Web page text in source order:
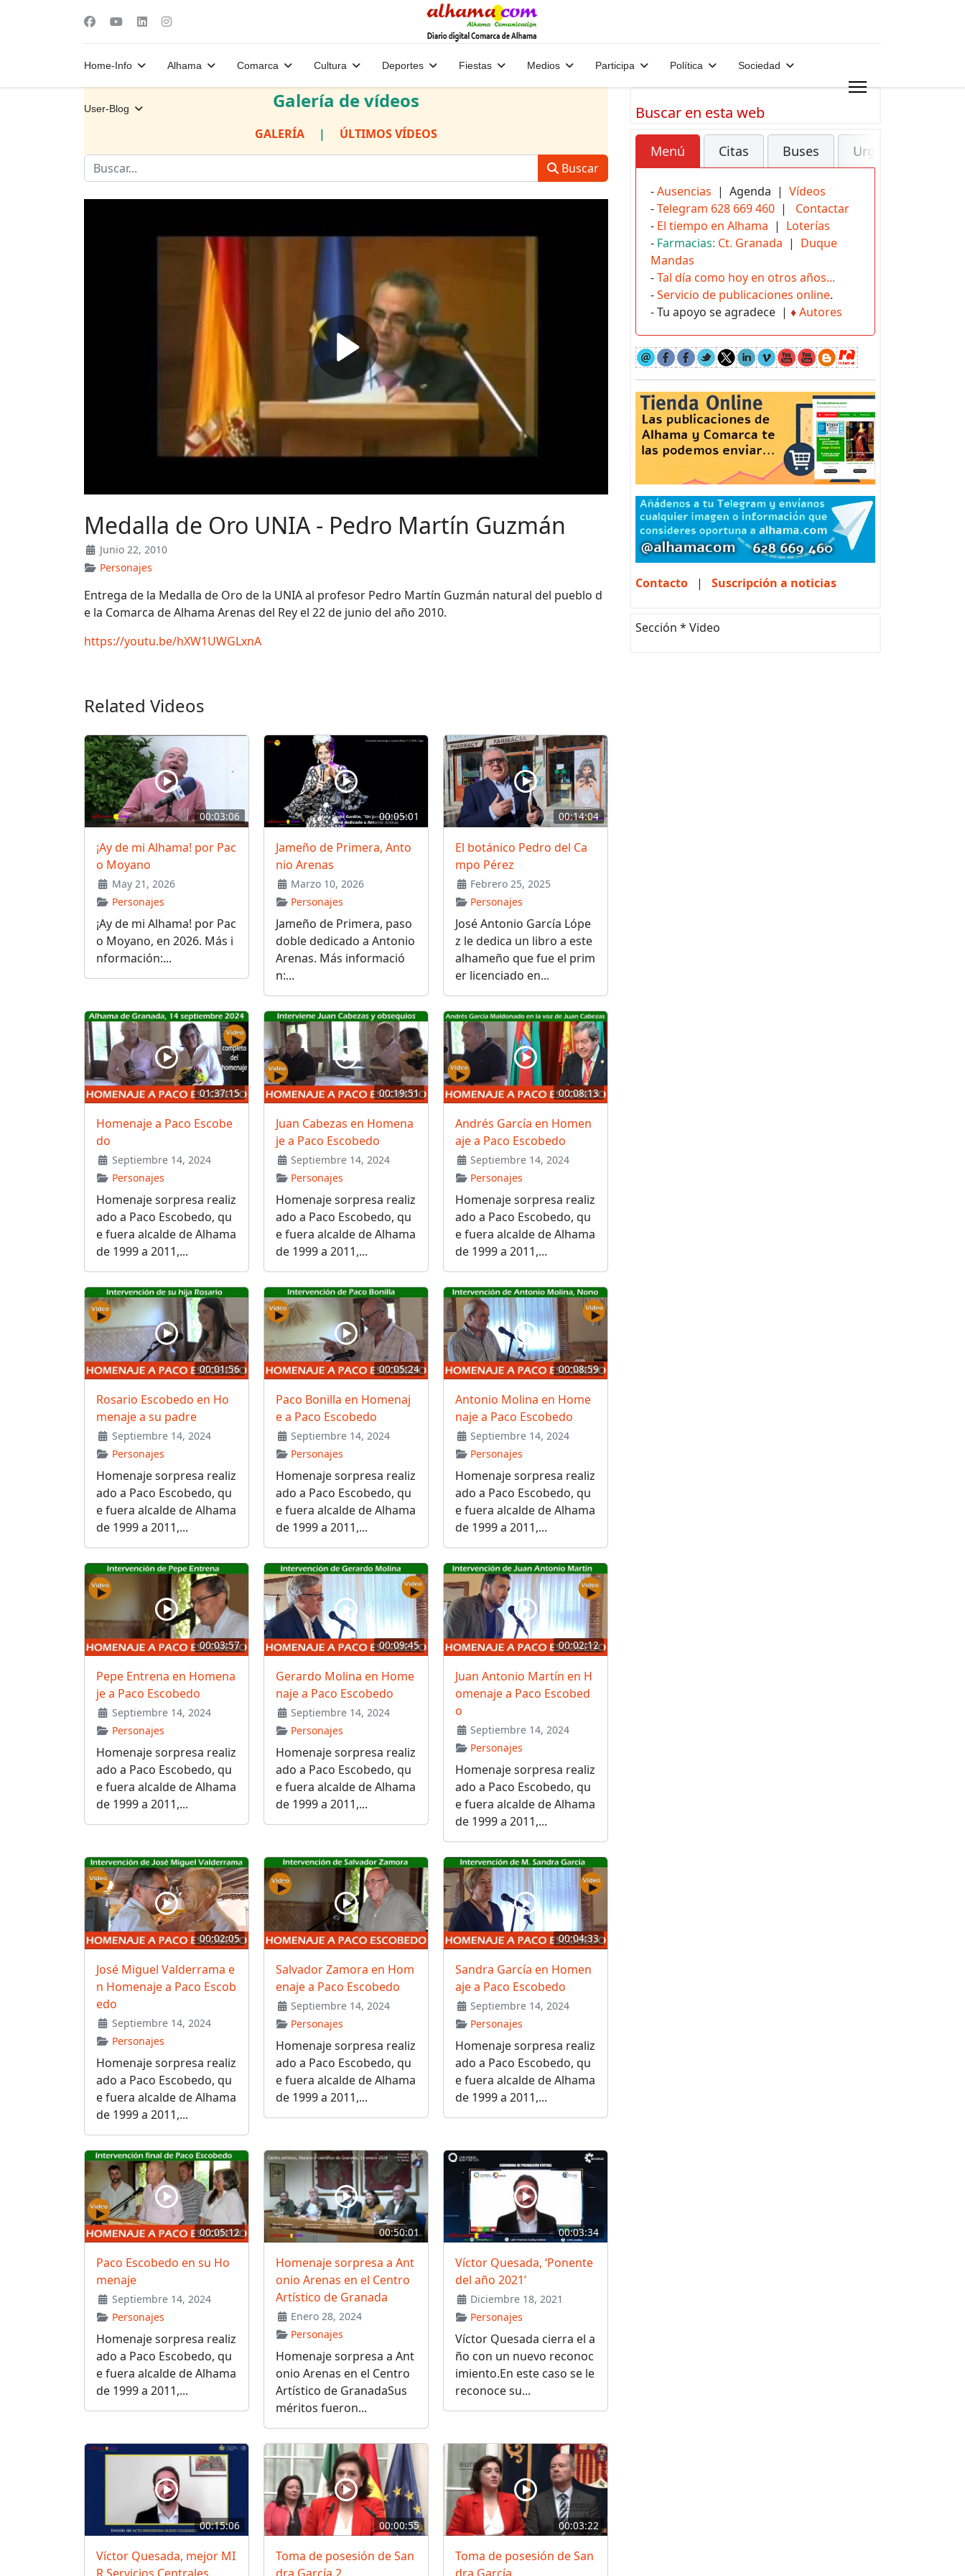
Home-Info Alhama Comarca Cultura Deportes Fiestas Medios Participa Política Sociedad
User-Blog Galería de vídeos
GALERÍA | ÚLTIMOS VÍDEOS
Buscar
Medalla de Oro UNIA - Pedro Martín Guzmán
Junio 22, 2010
Personajes
Entrega de la Medalla de Oro de la UNIA al profesor Pedro Martín Guzmán natural del pueblo d
e la Comarca de Alhama Arenas del Rey el 22 de junio del año 2010.
https://youtu.be/hXW1UWGLxnA
Related Videos
00:03:06
¡Ay de mi Alhama! por Pac
o Moyano
May 21, 2026
Personajes
¡Ay de mi Alhama! por Pac
o Moyano, en 2026. Más i
nformación:...
00:05:01
Jameño de Primera, Anto
nio Arenas
Marzo 10, 2026
Personajes
Jameño de Primera, paso
doble dedicado a Antonio
Arenas. Más informació
n:...
00:14:04
El botánico Pedro del Ca
mpo Pérez
Febrero 25, 2025
Personajes
José Antonio García Lópe
z le dedica un libro a este
alhameño que fue el prim
er licenciado en...
01:37:15
Homenaje a Paco Escobe
do
Septiembre 14, 2024
Personajes
Homenaje sorpresa realiz
ado a Paco Escobedo, qu
e fuera alcalde de Alhama
de 1999 a 2011,...
00:19:51
Juan Cabezas en Homena
je a Paco Escobedo
Septiembre 14, 2024
Personajes
Homenaje sorpresa realiz
ado a Paco Escobedo, qu
e fuera alcalde de Alhama
de 1999 a 2011,...
00:08:13
Andrés García en Homen
aje a Paco Escobedo
Septiembre 14, 2024
Personajes
Homenaje sorpresa realiz
ado a Paco Escobedo, qu
e fuera alcalde de Alhama
de 1999 a 2011,...
00:01:56
Rosario Escobedo en Ho
menaje a su padre
Septiembre 14, 2024
Personajes
Homenaje sorpresa realiz
ado a Paco Escobedo, qu
e fuera alcalde de Alhama
de 1999 a 2011,...
00:05:24
Paco Bonilla en Homenaj
e a Paco Escobedo
Septiembre 14, 2024
Personajes
Homenaje sorpresa realiz
ado a Paco Escobedo, qu
e fuera alcalde de Alhama
de 1999 a 2011,...
00:08:59
Antonio Molina en Home
naje a Paco Escobedo
Septiembre 14, 2024
Personajes
Homenaje sorpresa realiz
ado a Paco Escobedo, qu
e fuera alcalde de Alhama
de 1999 a 2011,...
00:03:57
Pepe Entrena en Homena
je a Paco Escobedo
Septiembre 14, 2024
Personajes
Homenaje sorpresa realiz
ado a Paco Escobedo, qu
e fuera alcalde de Alhama
de 1999 a 2011,...
00:09:45
Gerardo Molina en Home
naje a Paco Escobedo
Septiembre 14, 2024
Personajes
Homenaje sorpresa realiz
ado a Paco Escobedo, qu
e fuera alcalde de Alhama
de 1999 a 2011,...
00:02:12
Juan Antonio Martín en H
omenaje a Paco Escobed
o
Septiembre 14, 2024
Personajes
Homenaje sorpresa realiz
ado a Paco Escobedo, qu
e fuera alcalde de Alhama
de 1999 a 2011,...
00:02:05
José Miguel Valderrama e
n Homenaje a Paco Escob
edo
Septiembre 14, 2024
Personajes
Homenaje sorpresa realiz
ado a Paco Escobedo, qu
e fuera alcalde de Alhama
de 1999 a 2011,...
Salvador Zamora en Hom
enaje a Paco Escobedo
Septiembre 14, 2024
Personajes
Homenaje sorpresa realiz
ado a Paco Escobedo, qu
e fuera alcalde de Alhama
de 1999 a 2011,...
00:04:33
Sandra García en Homen
aje a Paco Escobedo
Septiembre 14, 2024
Personajes
Homenaje sorpresa realiz
ado a Paco Escobedo, qu
e fuera alcalde de Alhama
de 1999 a 2011,...
00:05:12
Paco Escobedo en su Ho
menaje
Septiembre 14, 2024
Personajes
Homenaje sorpresa realiz
ado a Paco Escobedo, qu
e fuera alcalde de Alhama
de 1999 a 2011,...
00:50:01
Homenaje sorpresa a Ant
onio Arenas en el Centro
Artístico de Granada
Enero 28, 2024
Personajes
Homenaje sorpresa a Ant
onio Arenas en el Centro
Artístico de GranadaSus
méritos fueron...
00:03:34
Víctor Quesada, ‘Ponente
del año 2021’
Diciembre 18, 2021
Personajes
Víctor Quesada cierra el a
ño con un nuevo reconoc
imiento.En este caso se le
reconoce su...
00:15:06
Víctor Quesada, mejor MI
00:00:55
Toma de posesión de San
00:03:22
Toma de posesión de San
Buscar en esta web
Menú Citas Buses Urgencias
-Ausencias | Agenda | Vídeos
-Telegram 628 669 460 | Contactar
- El tiempo en Alhama | Loterías
- Farmacias: Ct. Granada | Duque
Mandas
-Tal día como hoy en otros años...
-Servicio de publicaciones online.
- Tu apoyo se agradece | ♦Autores
Contacto | Suscripción a noticias
Sección * Video